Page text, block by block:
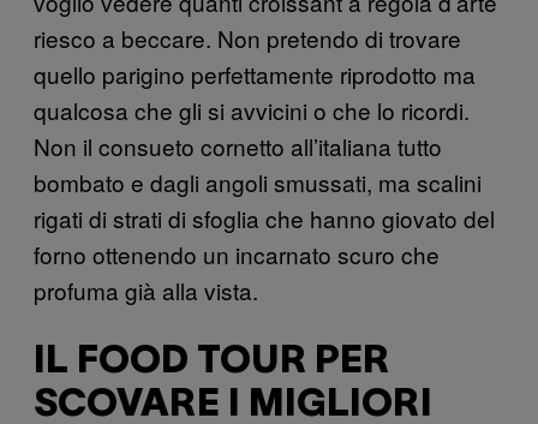
riesco a beccare. Non pretendo di trovare
quello parigino perfettamente riprodotto ma
qualcosa che gli si avvicini o che lo ricordi.
Non il consueto cornetto all’italiana tutto
bombato e dagli angoli smussati, ma scalini
rigati di strati di sfoglia che hanno giovato del
forno ottenendo un incarnato scuro che
profuma già alla vista.
IL FOOD TOUR PER
SCOVARE I MIGLIORI